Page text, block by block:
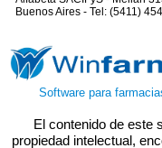
Buenos Aires - Tel: (5411)
Software para
El contenido de este
propiedad intelectual,